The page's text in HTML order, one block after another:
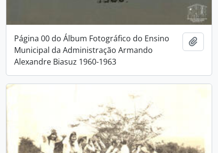
Página 00 do Álbum Fotográfico do Ensino
Municipal da Administração Armando
Alexandre Biasuz 1960-1963